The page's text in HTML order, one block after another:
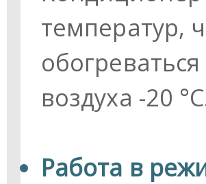
температур,
воздуха -20
Работа в